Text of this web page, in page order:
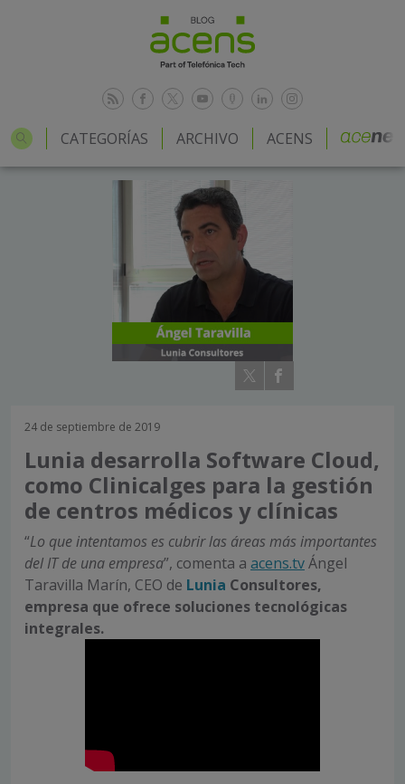
CATEGORÍAS ARCHIVO ACENS
24 de septiembre de 2019
Lunia desarrolla Software Cloud,
como Clinicalges para la gestión
de centros médicos y clínicas
“Lo que intentamos es cubrir las áreas más importantes
del IT de una empresa”, comenta a acens.tvÁngel
Taravilla Marín, CEO de Lunia Consultores,
empresa que ofrece soluciones tecnológicas
integrales.